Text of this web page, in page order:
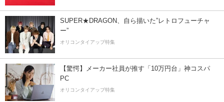
SUPER★DRAGON、自ら描いた”レトロフューチャ
ー”
オリコンタイアップ特集
【驚愕】メーカー社員が推す「10万円台」神コスパ
PC
オリコンタイアップ特集